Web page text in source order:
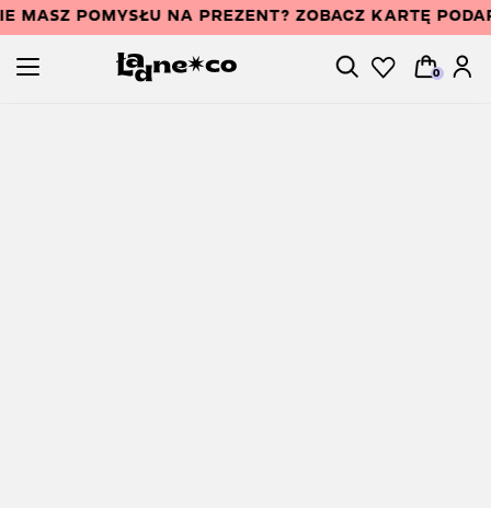
MASZ POMYSŁU NA PREZENT? ZOBACZ KARTĘ
0